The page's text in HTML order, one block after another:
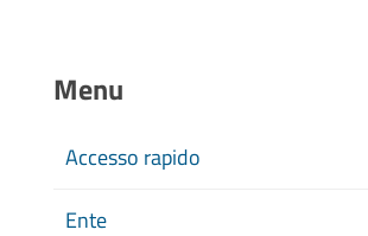
Menu
Accesso rapido
Ente